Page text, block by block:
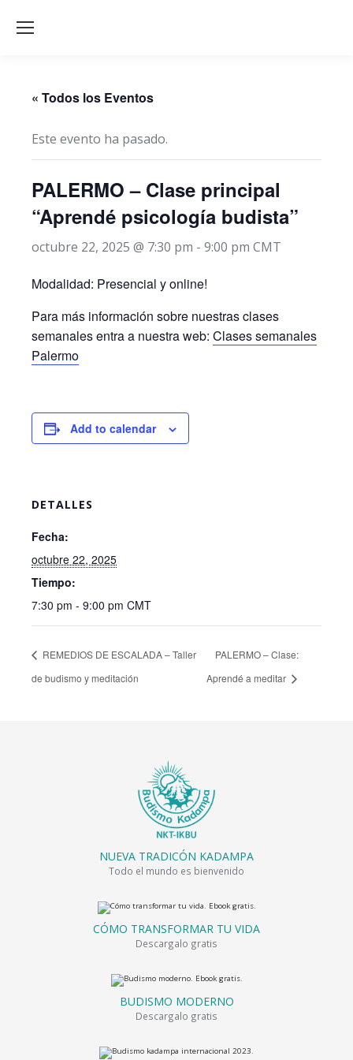
« Todos los Eventos
Este evento ha pasado.
PALERMO – Clase principal
“Aprendé psicología budista”
octubre 22, 2025 @ 7:30 pm - 9:00 pm CMT
Modalidad: Presencial y online!
Para más información sobre nuestras clases
semanales entra a nuestra web: Clases semanales
Palermo
Add to calendar
DETALLES
Fecha:
octubre 22, 2025
Tiempo:
7:30 pm - 9:00 pm CMT
REMEDIOS DE ESCALADA – Taller
de budismo y meditación
PALERMO – Clase:
Aprendé a meditar
NUEVA TRADICÓN KADAMPA
Todo el mundo es bienvenido
CÓMO TRANSFORMAR TU VIDA
Descargalo gratis
BUDISMO MODERNO
Descargalo gratis